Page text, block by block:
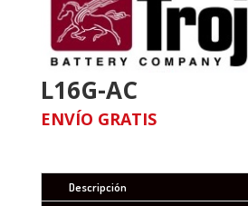
L16G-AC
ENVÍO GRATIS
Descripción